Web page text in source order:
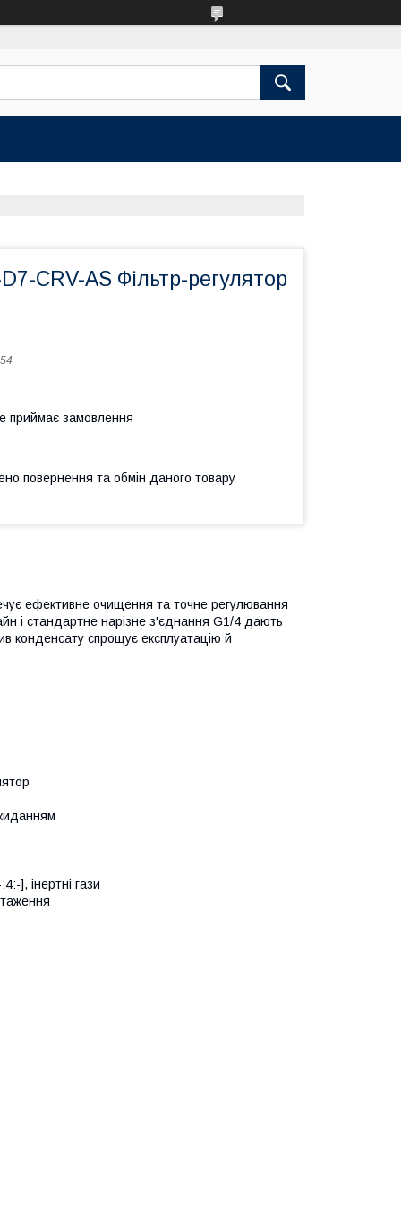
CRV-AS Фільтр-регулятор
приймає замовлення
повернення та обмін даного товару
ефективне очищення та точне регулювання
і стандартне нарізне з'єднання G1/4 дають
конденсату спрощує експлуатацію й
], інертні гази